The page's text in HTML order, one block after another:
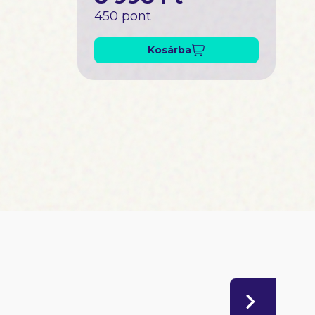
450 pont
Kosárba